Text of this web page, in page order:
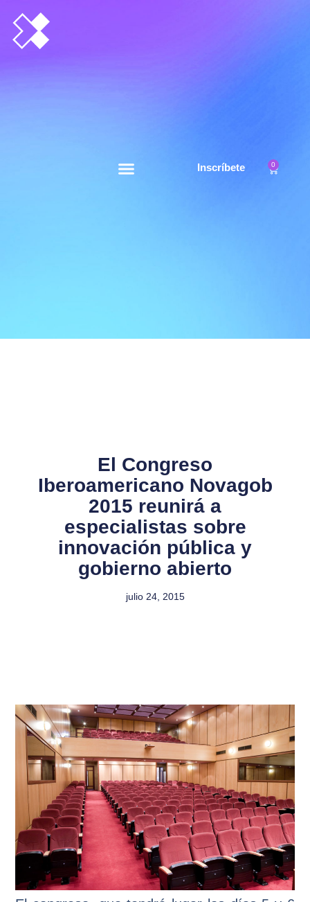
Inscríbete 0
El Congreso
Iberoamericano Novagob
2015 reunirá a
especialistas sobre
innovación pública y
gobierno abierto
julio 24, 2015